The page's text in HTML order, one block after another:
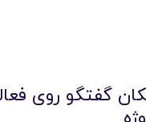
گفتگو روی